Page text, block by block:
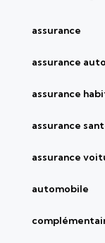
assurance
assurance
assurance
assurance
assurance
automobile